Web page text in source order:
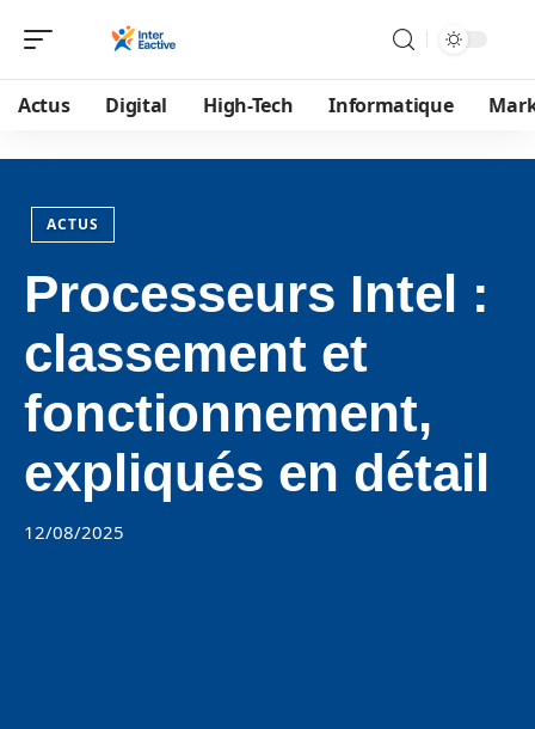
Actus Digital High-Tech Informatique
ACTUS
Processeurs Intel :
classement et
fonctionnement,
expliqués en détail
12/08/2025